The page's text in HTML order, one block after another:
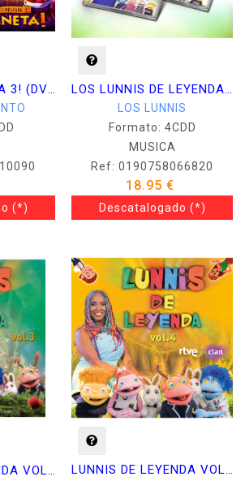
¡VIVA MI PLANETA 3! (DVD+CD)
(*)
LOS LUNNIS DE LEYENDA VOL 1 & 2
LOS LUNNIS
Formato: 4CDD
MUSICA
Ref: 0190758066820
18.95 €
Descatalogado (*)
LUNNIS DE LEYENDA VOL 3 -CD + DVD- LUNNIS DE LEYENDA VOL 4